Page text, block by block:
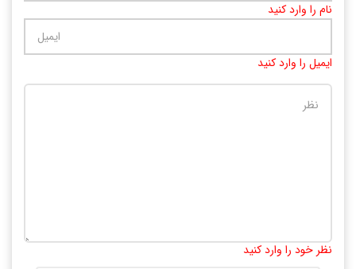
نام را وارد کنید
ایمیل را وارد کنید
نظر خود را وارد کنید